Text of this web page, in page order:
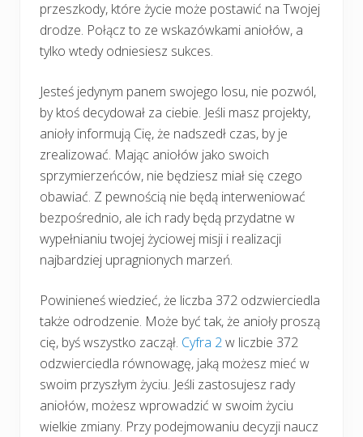
przeszkody, które życie może postawić na Twojej
drodze. Połącz to ze wskazówkami aniołów, a
tylko wtedy odniesiesz sukces.
Jesteś jedynym panem swojego losu, nie pozwól,
by ktoś decydował za ciebie. Jeśli masz projekty,
anioły informują Cię, że nadszedł czas, by je
zrealizować. Mając aniołów jako swoich
sprzymierzeńców, nie będziesz miał się czego
obawiać. Z pewnością nie będą interweniować
bezpośrednio, ale ich rady będą przydatne w
wypełnianiu twojej życiowej misji i realizacji
najbardziej upragnionych marzeń.
Powinieneś wiedzieć, że liczba 372 odzwierciedla
także odrodzenie. Może być tak, że anioły proszą
cię, byś wszystko zaczął. Cyfra 2w liczbie 372
odzwierciedla równowagę, jaką możesz mieć w
swoim przyszłym życiu. Jeśli zastosujesz rady
aniołów, możesz wprowadzić w swoim życiu
wielkie zmiany. Przy podejmowaniu decyzji naucz